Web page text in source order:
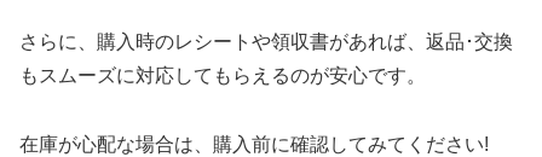
さらに、購入時のレシートや領収書があれば、返品･交換
もスムーズに対応してもらえるのが安心です。
在庫が心配な場合は、購入前に確認してみてください!